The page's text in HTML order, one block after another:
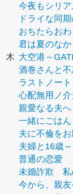
今夜もシリ
ドライな同
おちたらおわ
君は夏のなか
木 大空港～
酒巻さんと
ラストノート
心配無用ノ
親愛なる夫へ
一緒にごは
夫に不倫を
夫婦と16歳
普通の恋愛
未婚詐欺 私
今から、親友